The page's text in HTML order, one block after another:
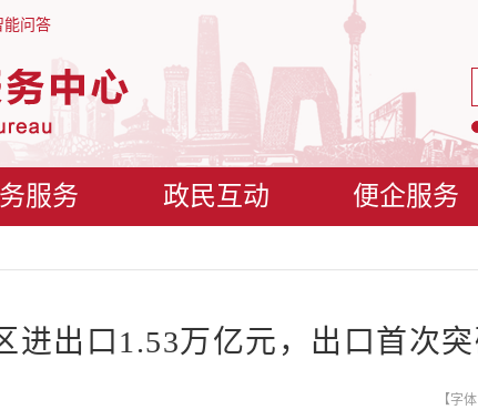
能问答
服务 政民互动 便企服务
进出口1.53万亿元，出口首次
【字体